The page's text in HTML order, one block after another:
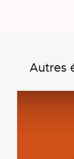
Autres